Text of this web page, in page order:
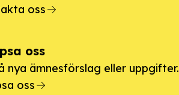
oss
oss
ämnesförslag eller uppgifter.
oss